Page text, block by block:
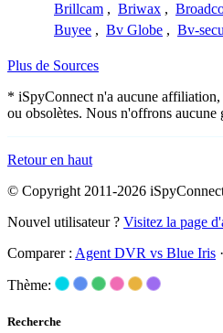
Brillcam , Briwax ,
Buyee , Bv Globe , Bv-
Plus de Sources
* iSpyConnect n'a aucune
ou obsolètes. Nous n'offrons
Retour en haut
© Copyright 2011-2026
Nouvel utilisateur ? Visitez la page
Comparer : Agent DVR vs Blue Iris ·
Thème:
Recherche